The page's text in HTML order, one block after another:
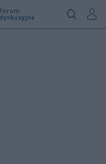
Forum
dyskusyjne